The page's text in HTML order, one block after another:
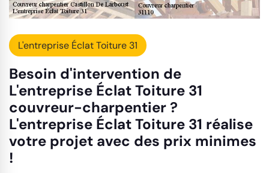
L'entreprise Éclat Toiture 31
Besoin d'intervention de
L'entreprise Éclat Toiture 31
couvreur-charpentier ?
L'entreprise Éclat Toiture 31 réalise
votre projet avec des prix minimes
!